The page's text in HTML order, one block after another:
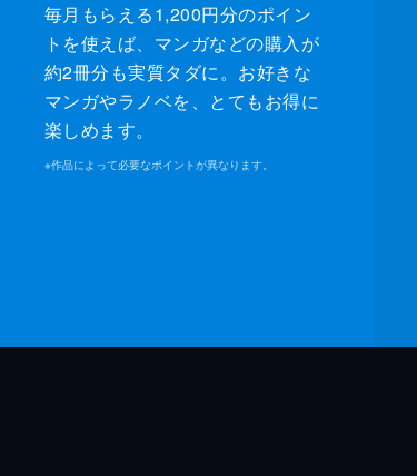
毎月もらえる1,200円分のポイン
トを使えば、マンガなどの購入が
約2冊分も実質タダに。お好きな
マンガやラノベを、とてもお得に
楽しめます。
※作品によって必要なポイントが異なります。